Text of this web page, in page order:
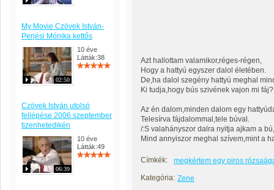
My Movie Czövek István-
Perjési Mónika kettős
02:50
10 éve
Látták:38
Czövek István utolsó
fellépése 2006 szeptember
tizenhetedikén
06:39
10 éve
Látták:49
Azt hallottam valamikor,réges-régen,
Hogy a hattyú egyszer dalol életében.
De,ha dalol szegény hattyú meghal
Ki tudja,hogy bús szivének vajon mi fáj?
Az én dalom,minden dalom egy
Telesírva fájdalommal,tele búval.
/:S valahányszor dalra nyitja ajkam a bú,
Mind annyiszor meghal szívem,mint a
Címkék:
megkértem egy piros
Kategória: Zene